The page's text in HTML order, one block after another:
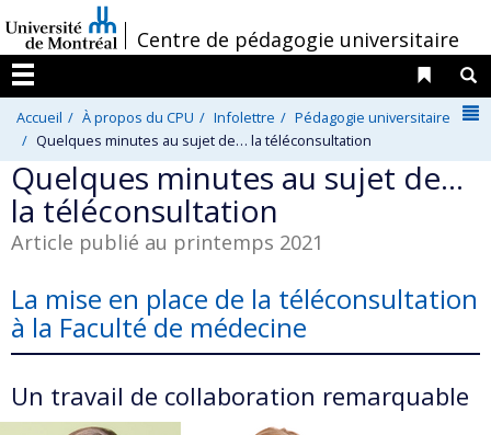
au
contenu
/
Centre de pédagogie universitaire
Menu
Liens
Accueil À propos du CPU Infolettre
Pédagogie universitaire
Quelques minutes au sujet de… la téléconsultation
Quelques minutes au sujet de…
la téléconsultation
Article publié au printemps 2021
La mise en place de la téléconsultation
à la Faculté de médecine
Un travail de collaboration remarquable